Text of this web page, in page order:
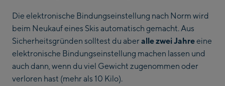
Die elektronische Bindungseinstellung nach Norm wird
beim Neukauf eines Skis automatisch gemacht. Aus
Sicherheitsgründen solltest du aberalle zwei Jahreeine
elektronische Bindungseinstellung machen lassen und
auch dann, wenn du viel Gewicht zugenommen oder
verloren hast (mehr als 10 Kilo).